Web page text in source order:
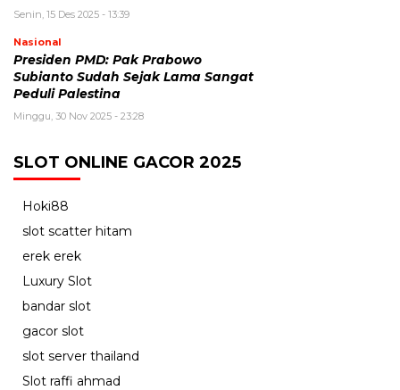
Senin, 15 Des 2025 - 13:39
Nasional
Presiden PMD: Pak Prabowo
Subianto Sudah Sejak Lama Sangat
Peduli Palestina
Minggu, 30 Nov 2025 - 23:28
SLOT ONLINE GACOR 2025
Hoki88
slot scatter hitam
erek erek
Luxury Slot
bandar slot
gacor slot
slot server thailand
Slot raffi ahmad